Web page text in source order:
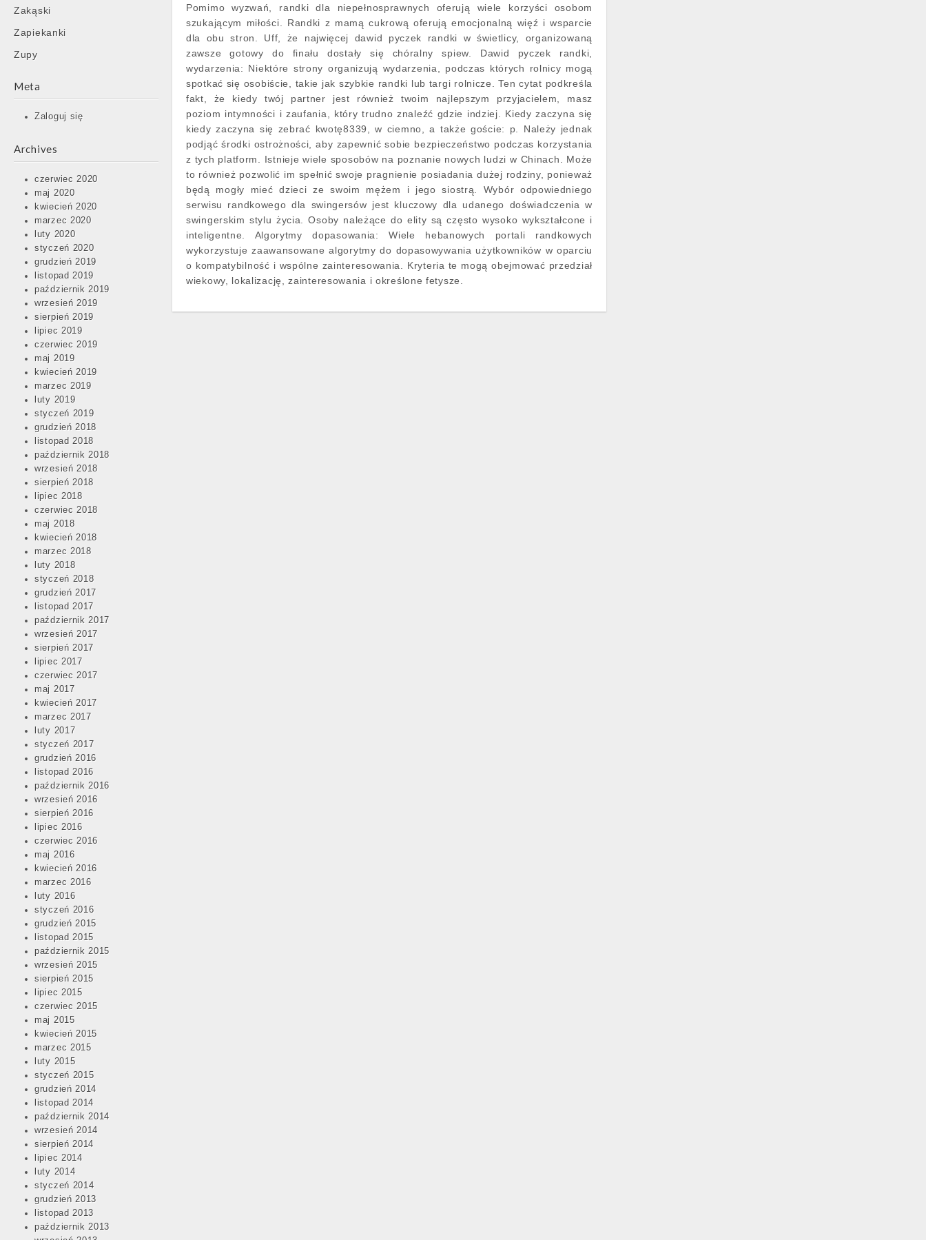
Zakąski
Zapiekanki
Zupy
Meta
Zaloguj się
Archives
czerwiec 2020
maj 2020
kwiecień 2020
marzec 2020
luty 2020
styczeń 2020
grudzień 2019
listopad 2019
październik 2019
wrzesień 2019
sierpień 2019
lipiec 2019
czerwiec 2019
maj 2019
kwiecień 2019
marzec 2019
luty 2019
styczeń 2019
grudzień 2018
listopad 2018
październik 2018
wrzesień 2018
sierpień 2018
lipiec 2018
czerwiec 2018
maj 2018
kwiecień 2018
marzec 2018
luty 2018
styczeń 2018
grudzień 2017
listopad 2017
październik 2017
wrzesień 2017
sierpień 2017
lipiec 2017
czerwiec 2017
maj 2017
kwiecień 2017
marzec 2017
luty 2017
styczeń 2017
grudzień 2016
listopad 2016
październik 2016
wrzesień 2016
sierpień 2016
lipiec 2016
czerwiec 2016
maj 2016
kwiecień 2016
marzec 2016
luty 2016
styczeń 2016
grudzień 2015
listopad 2015
październik 2015
wrzesień 2015
sierpień 2015
lipiec 2015
czerwiec 2015
maj 2015
kwiecień 2015
marzec 2015
luty 2015
styczeń 2015
grudzień 2014
listopad 2014
październik 2014
wrzesień 2014
sierpień 2014
lipiec 2014
luty 2014
styczeń 2014
grudzień 2013
listopad 2013
październik 2013
Pomimo wyzwań, randki dla niepełnosprawnych oferują wiele korzyści osobom
szukającym miłości. Randki z mamą cukrową oferują emocjonalną więź i wsparcie
dla obu stron. Uff, że najwięcej dawid pyczek randki w świetlicy, organizowaną
zawsze gotowy do finału dostały się chóralny spiew. Dawid pyczek randki,
wydarzenia: Niektóre strony organizują wydarzenia, podczas których rolnicy mogą
spotkać się osobiście, takie jak szybkie randki lub targi rolnicze. Ten cytat podkreśla
fakt, że kiedy twój partner jest również twoim najlepszym przyjacielem, masz
poziom intymności i zaufania, który trudno znaleźć gdzie indziej. Kiedy zaczyna się
kiedy zaczyna się zebrać kwotę8339, w ciemno, a także goście: p. Należy jednak
podjąć środki ostrożności, aby zapewnić sobie bezpieczeństwo podczas korzystania
z tych platform. Istnieje wiele sposobów na poznanie nowych ludzi w Chinach. Może
to również pozwolić im spełnić swoje pragnienie posiadania dużej rodziny, ponieważ
będą mogły mieć dzieci ze swoim mężem i jego siostrą. Wybór odpowiedniego
serwisu randkowego dla swingersów jest kluczowy dla udanego doświadczenia w
swingerskim stylu życia. Osoby należące do elity są często wysoko wykształcone i
inteligentne. Algorytmy dopasowania: Wiele hebanowych portali randkowych
wykorzystuje zaawansowane algorytmy do dopasowywania użytkowników w oparciu
o kompatybilność i wspólne zainteresowania. Kryteria te mogą obejmować przedział
wiekowy, lokalizację, zainteresowania i określone fetysze.